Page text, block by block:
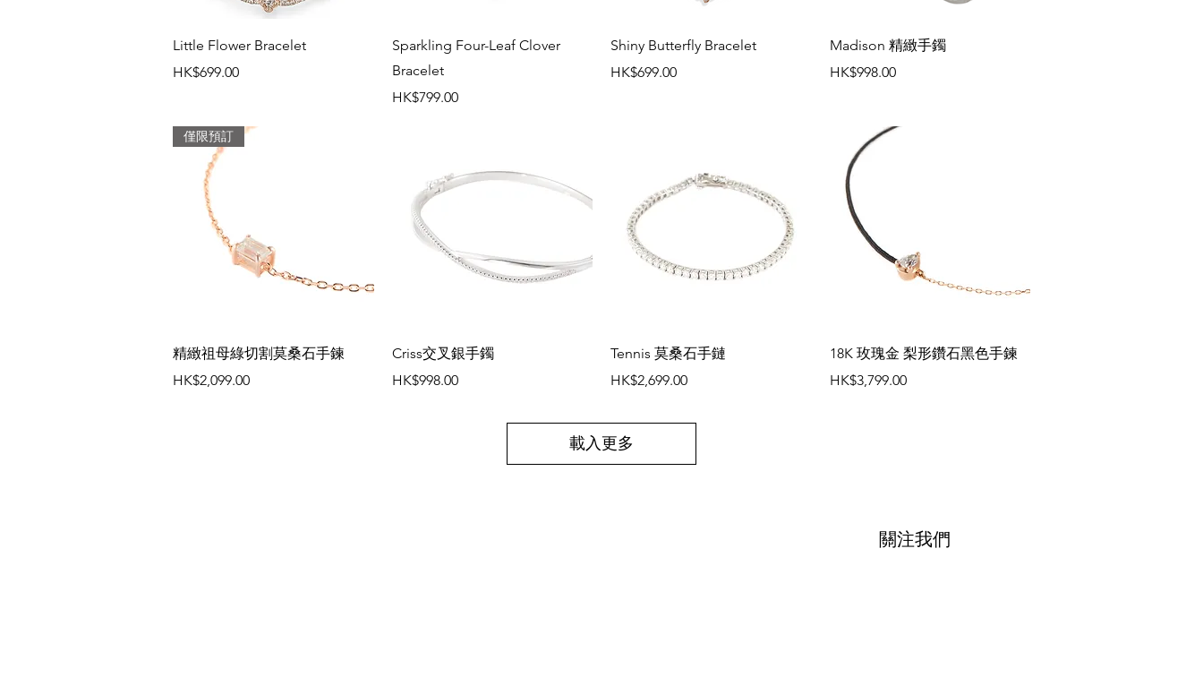
快速瀏覽
Little Flower Bracelet
價格
HK$699.00
快速瀏覽
Sparkling Four-Leaf Clover
Bracelet
價格
HK$799.00
快速瀏覽
Shiny Butterfly Bracelet
價格
HK$699.00
快速瀏覽
Madison 精緻手鐲
價格
HK$998.00
快速瀏覽
僅限預訂
精緻祖母綠切割莫桑石手鍊
價格
HK$2,099.00
快速瀏覽
Criss交叉銀手鐲
價格
HK$998.00
快速瀏覽
Tennis 莫桑石手鏈
價格
HK$2,699.00
快速瀏覽
18K 玫瑰金 梨形鑽石黑色手鍊
價格
HK$3,799.00
載入更多
關注我們